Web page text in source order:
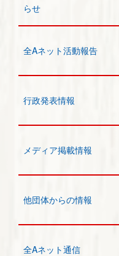
らせ
全Aネット活動報告
行政発表情報
メディア掲載情報
他団体からの情報
全Aネット通信